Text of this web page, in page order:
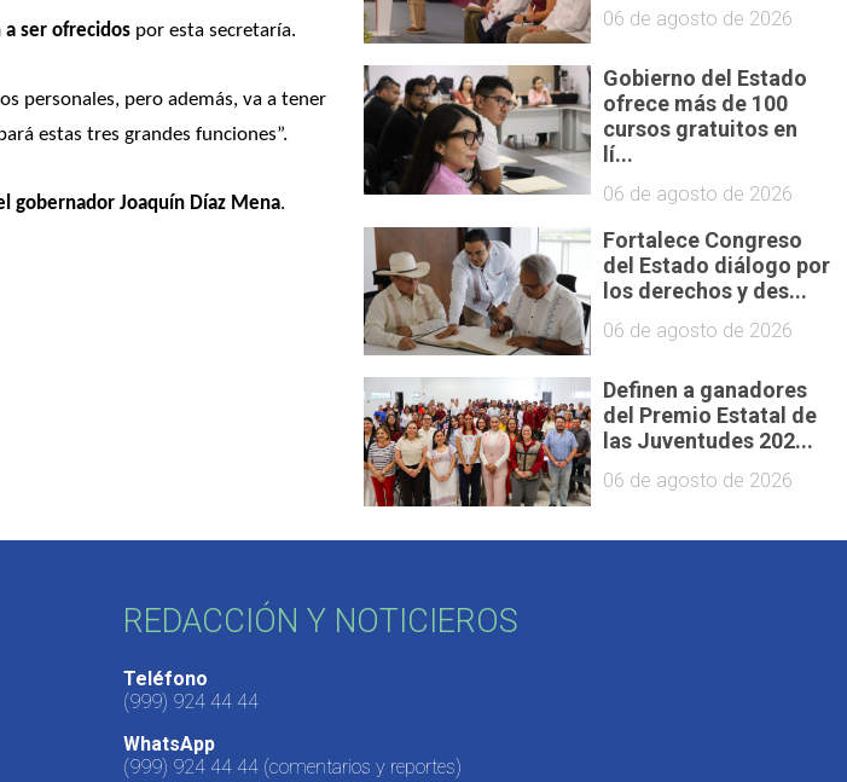
ser ofrecidos por esta secretaría.
personales, pero además, va a tener
estas tres grandes funciones”.
gobernador Joaquín Díaz Mena.
06 de agosto de 2026
Gobierno del Estado
ofrece más de 100
cursos gratuitos en
lí...
06 de agosto de 2026
Fortalece Congreso
del Estado diálogo por
los derechos y des...
06 de agosto de 2026
Definen a ganadores
del Premio Estatal de
las Juventudes 202...
06 de agosto de 2026
REDACCIÓN Y NOTICIEROS
Teléfono
(999) 924 44 44
WhatsApp
(999) 924 44 44 (comentarios y reportes)